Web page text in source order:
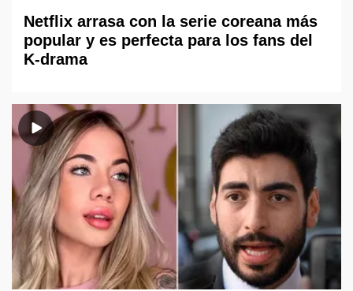
Netflix arrasa con la serie coreana más
popular y es perfecta para los fans del
K-drama